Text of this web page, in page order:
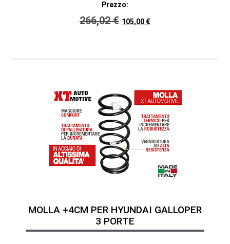
Prezzo:
266,02€ 105,00 €
MOLLA +4CM PER HYUNDAI GALLOPER
3 PORTE